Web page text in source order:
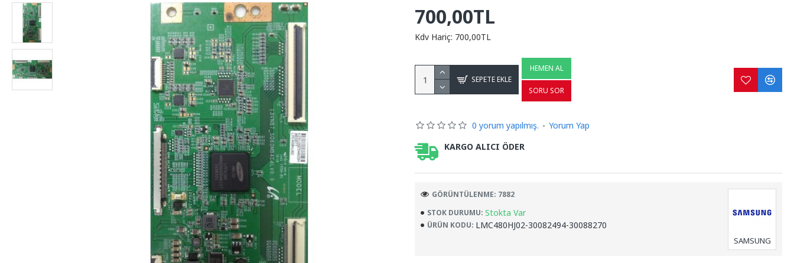
KARGO ALICI ÖDER
STOK DURUMU: Stokta Var
ÜRÜN KODU: LMC480HJ02-30082494-30088270
SAMSUNG
GÖRÜNTÜLENME: 7882
0 yorum yapılmış. - Yorum Yap
700,00TL
Kdv Hariç: 700,00TL
SEPETE EKLE
HEMEN AL
SORU SOR